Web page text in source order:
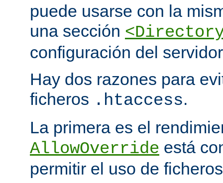
puede usarse con la
una sección
configuración del
Hay dos razones para
ficheros .htaccess.
La primera es el
AllowOverride está
permitir el uso de